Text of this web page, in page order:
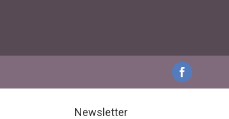
Newsletter